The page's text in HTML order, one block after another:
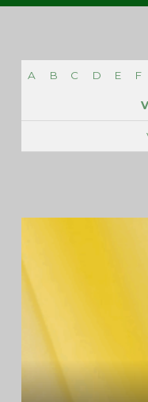
A B C D E F
V